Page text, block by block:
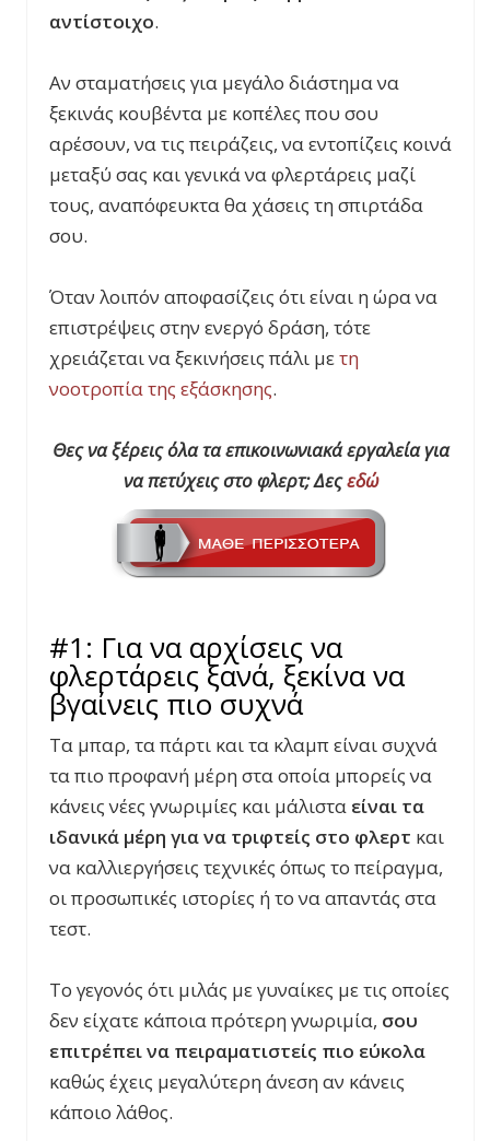
αντίστοιχο.
Αν σταματήσεις για μεγάλο διάστημα να
ξεκινάς κουβέντα με κοπέλες που σου
αρέσουν, να τις πειράζεις, να εντοπίζεις κοινά
μεταξύ σας και γενικά να φλερτάρεις μαζί
τους, αναπόφευκτα θα χάσεις τη σπιρτάδα
σου.
Όταν λοιπόν αποφασίζεις ότι είναι η ώρα να
επιστρέψεις στην ενεργό δράση, τότε
χρειάζεται να ξεκινήσεις πάλι μετη
νοοτροπία της εξάσκησης.
Θες να ξέρεις όλα τα επικοινωνιακά εργαλεία για
να πετύχεις στο φλερτ; Δεςεδώ
#1: Για να αρχίσεις να
φλερτάρεις ξανά, ξεκίνα να
βγαίνεις πιο συχνά
Τα μπαρ, τα πάρτι και τα κλαμπ είναι συχνά
τα πιο προφανή μέρη στα οποία μπορείς να
κάνεις νέες γνωριμίες και μάλιστα είναι τα
ιδανικά μέρη για να τριφτείς στο φλερτ και
να καλλιεργήσεις τεχνικές όπως το πείραγμα,
οι προσωπικές ιστορίες ή το να απαντάς στα
τεστ.
Το γεγονός ότι μιλάς με γυναίκες με τις οποίες
δεν είχατε κάποια πρότερη γνωριμία, σου
επιτρέπει να πειραματιστείς πιο εύκολα
καθώς έχεις μεγαλύτερη άνεση αν κάνεις
κάποιο λάθος.